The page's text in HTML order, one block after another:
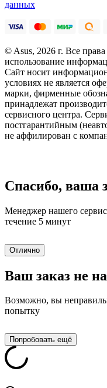
данных
© Asus, 2026 г. Все
использование
Сайт носит
условиях не является
марки, фирменные
принадлежат
сервисного центра.
постгарантийным
не аффилирован с
Спасибо, ваша
Менеджер нашего
течение 5 минут
Отлично
Ваш заказ не
Возможно, вы
попытку
Попробовать ещё